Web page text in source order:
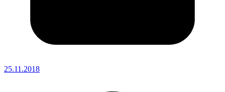
25.11.2018